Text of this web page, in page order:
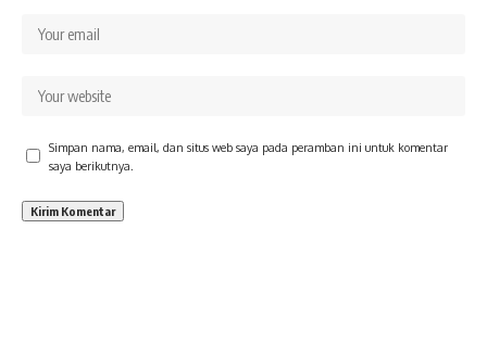
Simpan nama, email, dan situs web saya pada peramban ini untuk komentar
saya berikutnya.